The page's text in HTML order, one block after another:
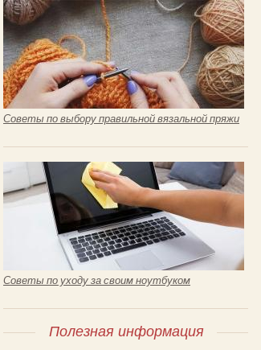
Советы по выбору правильной вязальной пряжи
Советы по уходу за своим ноутбуком
Полезная информация